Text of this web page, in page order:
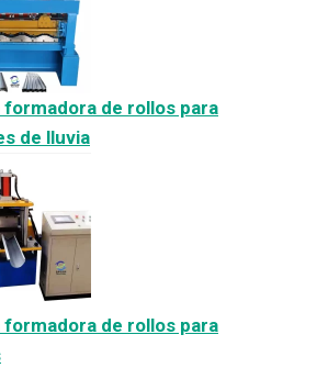
formadora de rollos para
de lluvia
formadora de rollos para